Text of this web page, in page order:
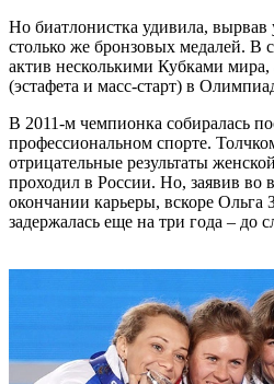
Но биатлонистка удивила, вырвав
столько же бронзовых медалей. В
актив несколькими Кубками мира,
(эстафета и масс-старт) в
В 2011-м чемпионка собиралась
профессиональном спорте.
отрицательные результаты
проходил в России. Но, заявив во
окончании карьеры, вскоре Ольга
задержалась еще на три года –